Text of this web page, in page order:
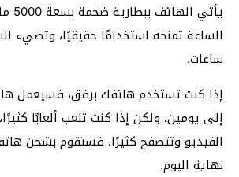
ساعات.
إذا كنت تستخدم هاتفك برفق، فسيعمل
إلى يومين، ولكن إذا كنت تلعب ألعابًا
الفيديو وتتصفح كثيرًا، فستقوم بشحن
نهاية اليوم.